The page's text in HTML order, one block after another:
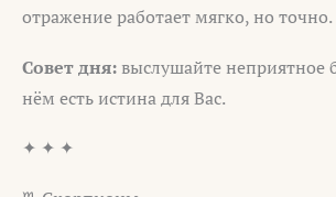
отражение работает мягко, но точно.
Совет дня: выслушайте неприятное
нём есть истина для Вас.
✦ ✦ ✦